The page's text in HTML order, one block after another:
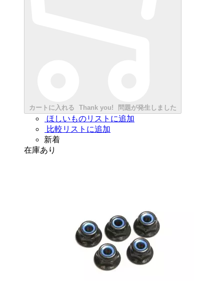
カートに入れる Thank you! 問題が発生しました
ほしいものリストに追加
比較リストに追加
新着
在庫あり